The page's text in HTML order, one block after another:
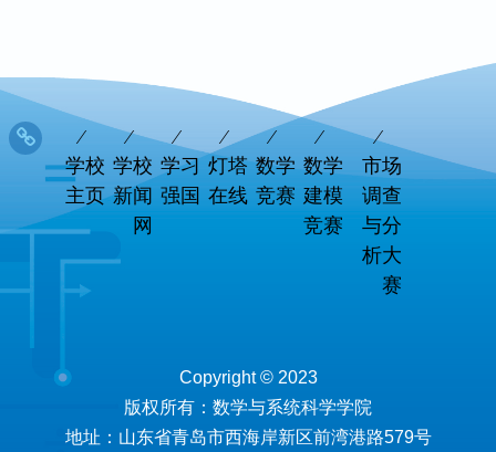
学校
主页
学校
新闻
网
学习
强国
灯塔
在线
数学
竞赛
数学
建模
竞赛
市场
调查
与分
析大
赛
Copyright © 2023
版权所有：数学与系统科学学院
地址：山东省青岛市西海岸新区前湾港路579号